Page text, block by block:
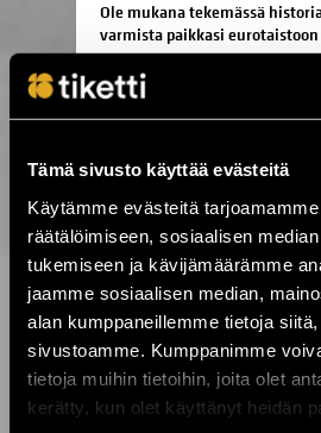
Tämä sivusto käyttää evästeitä
Käytämme evästeitä
räätälöimiseen, sosiaalisen
tukemiseen ja kävijämäärämme
jaamme sosiaalisen median,
alan kumppaneillemme tietoja
sivustoamme. Kumppanimme
tietoja muihin tietoihin, joita olet
kerätty, kun olet käyttänyt heidän
Ole mukana tekemässä
varmista paikkasi eurotaistoon
28.7.2026 10:00
jatkopaikasta eurokarsinnoissa! ›
24.7.2026 11:00
KuPS vastaan Sabah Kuopion
Areenalla! ›
23.7.2026 00:01
On The Rocks juhlii 25-
- koko viikon huippukeikkoja ›